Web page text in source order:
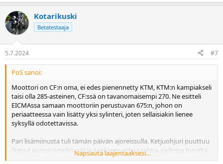
Kotarikuski
Betatestaaja
5.7.2024 #7
PoS sanoi:
Moottori on CF:n oma, ei edes pienennetty KTM, KTM:n kampiakseli
taisi olla 285-asteinen, CF:ssä on tavanomaisempi 270. Ne esitteli
EICMAssa samaan moottoriin perustuvan 675:n, johon on
periaatteessa vain lisätty yksi sylinteri, joten sellaisiakin lienee
syksyllä odotettavissa.
Pari lisämiinusta tuli tämän päivän ajoreissulla. Ketjuohjuri puuttuu
(ketjut putosi ryteikössä) ja itsekseen omaa tahtia ajellessa hyvältä
vaikuttaneet välitykset on vähän hankalat, tai voimaa ei oikeammin
Napsauta laajentaaksesi...